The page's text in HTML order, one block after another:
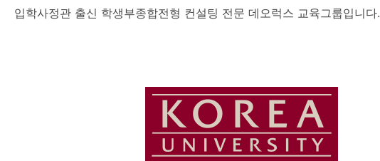
입학사정관 출신 학생부종합전형 컨설팅 전문 데오럭스 교육그룹입니다.